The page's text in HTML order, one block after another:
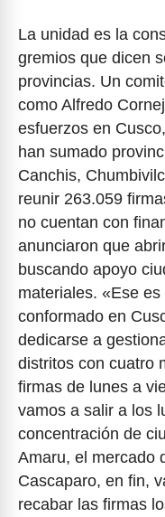
La unidad es la
gremios que dicen
provincias. Un
como Alfredo
esfuerzos en
han sumado
Canchis,
reunir 263.059
no cuentan con
anunciaron que
buscando apoyo
materiales. «Ese
conformado en
dedicarse a
distritos con cuatro
firmas de lunes a
vamos a salir a los
concentración de
Amaru, el mercado
Cascaparo, en fin,
recabar las firmas